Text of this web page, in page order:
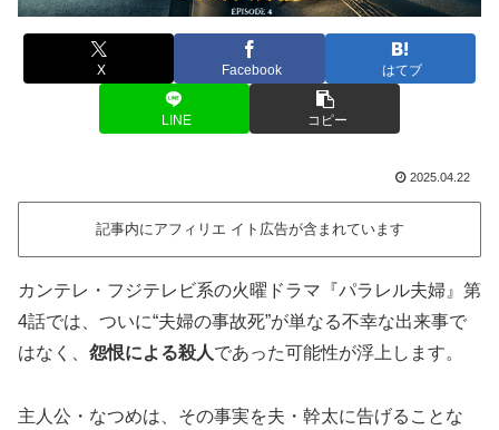
X Facebook はてブ
LINE コピー
2025.04.22
記事内にアフィリエ イト広告が含まれています
カンテレ・フジテレビ系の火曜ドラマ『パラレル夫婦』第
4話では、ついに“夫婦の事故死”が単なる不幸な出来事で
はなく、 怨恨による殺人であった可能性が浮上します。
主人公・なつめは、その事実を夫・幹太に告げることな